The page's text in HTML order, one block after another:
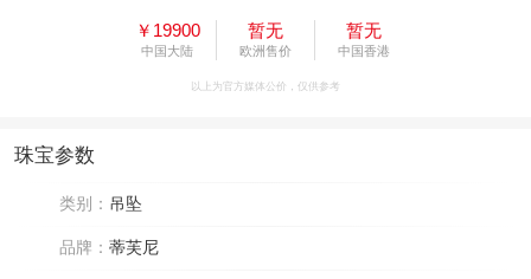
￥19900
中国大陆
暂无
欧洲售价
暂无
中国香港
以上为官方媒体公价，仅供参考
珠宝参数
类别： 吊坠
品牌： 蒂芙尼